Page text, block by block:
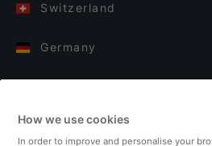
Switzerland
Germany
Finland
How we use cookies
In order to improve and personalise your